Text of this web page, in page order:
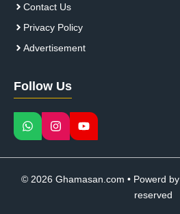
Contact Us
Privacy Policy
Advertisement
Follow Us
© 2026 Ghamasan.com • Powerd by
reserved